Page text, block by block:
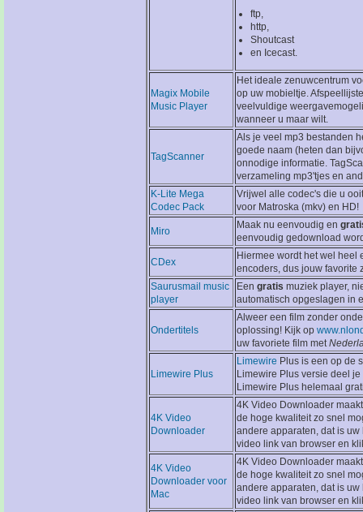
ftp,
http,
Shoutcast
en Icecast.
Magix Mobile
Music Player
Het ideale zenuwcentrum
op uw mobieltje.
veelvuldige
wanneer u maar wilt.
TagScanner
Als je veel mp3 bestanden
goede naam (heten dan
onnodige informatie.
verzameling mp3'tjes en
K-Lite Mega
Codec Pack
Vrijwel alle codec's die u
voor Matroska (mkv) en HD!
Miro
Maak nu eenvoudig en
eenvoudig gedownload
CDex
Hiermee wordt het wel heel
encoders, dus jouw favorite
Saurusmail music
player
Een gratis muziek player,
automatisch opgeslagen in
Ondertitels
Alweer een film zonder
oplossing! Kijk op
uw favoriete film met
Limewire Plus
Limewire Plus is een op de
Limewire Plus versie deel
Limewire Plus helemaal
4K Video
Downloader
4K Video Downloader
de hoge kwaliteit zo snel
andere apparaten, dat is
video link van browser en
4K Video
Downloader voor
Mac
4K Video Downloader
de hoge kwaliteit zo snel
andere apparaten, dat is
video link van browser en